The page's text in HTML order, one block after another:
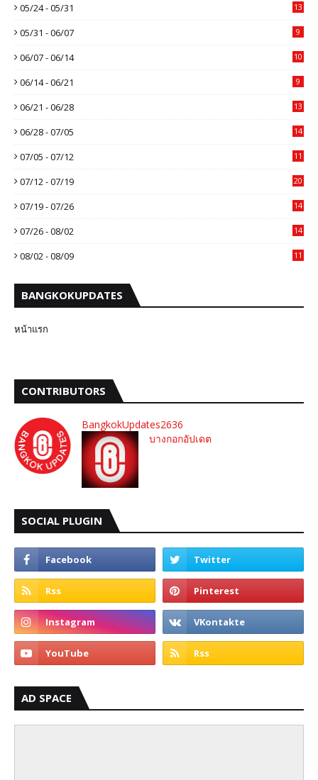
05/24 - 05/31 13
05/31 - 06/07 9
06/07 - 06/14 10
06/14 - 06/21 9
06/21 - 06/28 13
06/28 - 07/05 14
07/05 - 07/12 11
07/12 - 07/19 20
07/19 - 07/26 14
07/26 - 08/02 14
08/02 - 08/09 11
BANGKOKUPDATES
หน้าแรก
CONTRIBUTORS
BangkokUpdates2636
บางกอกอัปเดต
SOCIAL PLUGIN
AD SPACE